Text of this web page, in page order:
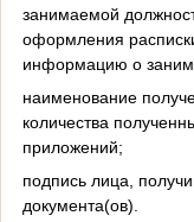
занимаемой
оформления
информацию о
наименование
количества
приложений;
подпись лица,
документа(ов).